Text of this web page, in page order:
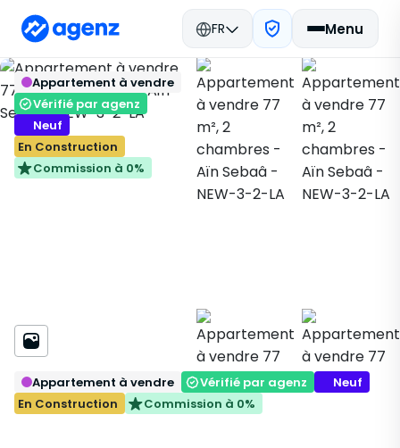
FR Menu
Retour
Immobilier Maroc
Immobilier Neuf
Casablanca
Appartement Aïn Sebaâ
NEW-3-2-LA
Enregistrer
Appartement à vendre
Vérifié par agenz
Neuf
En Construction
Commission à 0%
Appartement à vendre Vérifié par agenz
Neuf
En Construction
Commission à 0%